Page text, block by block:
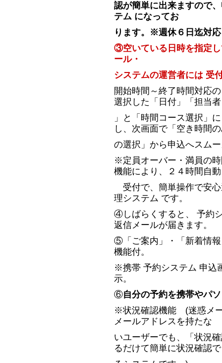
認が簡単に出来ますので
テム になってお
ります。※週休６日迄対
③空いている日時を指定
ール・
システムの運営者には 受
開始時間～終了時間対応
選択した「日付」「担当者
」と「時間コース選択」
し、次画面で「空き時間
の選択」から申込へスム
※定員オーバー・満員の
機能により、２４時間自動
受付で、簡単操作で安
理システム です。
④しばらくすると、 予約
返信メールが届きます。
⑤「ご案内」・「新着情
機能付。
※携帯 予約システム 申込
示。
⑥自分の予約を携帯やパ
※状況確認機能 (迷惑メ
メールアドレスを持たな
いユーザーでも、「状況
るだけて簡単に状況確認